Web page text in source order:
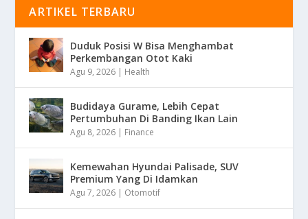
ARTIKEL TERBARU
Duduk Posisi W Bisa Menghambat
Perkembangan Otot Kaki
Agu 9, 2026 | Health
Budidaya Gurame, Lebih Cepat
Pertumbuhan Di Banding Ikan Lain
Agu 8, 2026 | Finance
Kemewahan Hyundai Palisade, SUV
Premium Yang Di Idamkan
Agu 7, 2026 | Otomotif